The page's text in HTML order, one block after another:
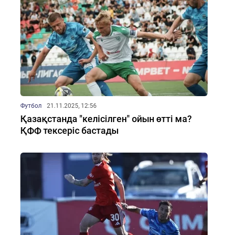
Футбол 21.11.2025, 12:56
Қазақстанда "келісілген" ойын өтті ма?
ҚФФ тексеріс бастады